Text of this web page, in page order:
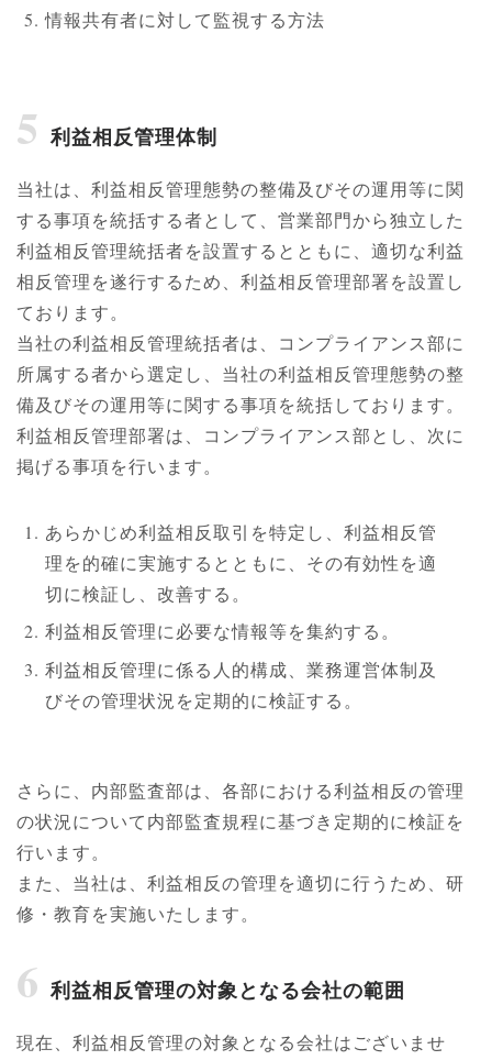
情報共有者に対して監視する方法
5 利益相反管理体制
当社は、利益相反管理態勢の整備及びその運用等に関
する事項を統括する者として、営業部門から独立した
利益相反管理統括者を設置するとともに、適切な利益
相反管理を遂行するため、利益相反管理部署を設置し
ております。
当社の利益相反管理統括者は、コンプライアンス部に
所属する者から選定し、当社の利益相反管理態勢の整
備及びその運用等に関する事項を統括しております。
利益相反管理部署は、コンプライアンス部とし、次に
掲げる事項を行います。
あらかじめ利益相反取引を特定し、利益相反管
理を的確に実施するとともに、その有効性を適
切に検証し、改善する。
利益相反管理に必要な情報等を集約する。
利益相反管理に係る人的構成、業務運営体制及
びその管理状況を定期的に検証する。
さらに、内部監査部は、各部における利益相反の管理
の状況について内部監査規程に基づき定期的に検証を
行います。
また、当社は、利益相反の管理を適切に行うため、研
修・教育を実施いたします。
6 利益相反管理の対象となる会社の範囲
現在、利益相反管理の対象となる会社はございませ